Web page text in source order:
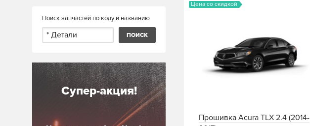
Поиск запчастей по коду и названию
Супер-акция!
Цена со скидкой
Прошивка Acura TLX 2.4 (2014-